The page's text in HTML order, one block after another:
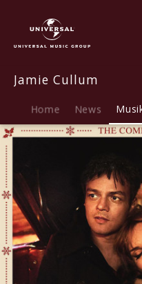
Musik
The
Christmas
(The
Complete
Edition)
Jamie Cullum
Home News